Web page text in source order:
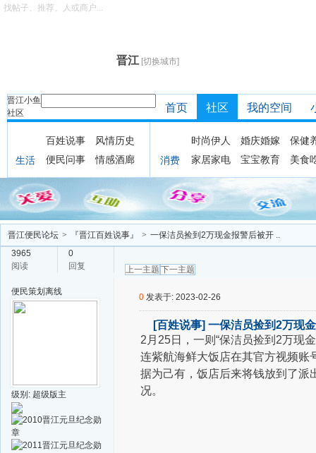
晋江 [切换城市]
晋江小鱼
社区
找帖子、推荐、人或商户...
首页 社区 我的空间
生活
百姓说事
风情历史
便民问事
情感酒廊 消费
时尚伊人 婚庆婚嫁
保健
家居家电
宝宝教育 美食
晋江便民论坛 > 『晋江百姓说事』 > 一保洁员捡到2万现金报警后被开 ..
3965
阅读
0
回复
上一主题 下一主题
便民策划 离线
级别: 超级版主
0 发表于: 2023-02-26
[百姓说事] 一保洁员捡到2万现
2月25日， 一则“保洁员捡到2万现
连紫航海鲜大饭店在其官方视频账
据为己有， 饭店后来将钱放到了派
况。